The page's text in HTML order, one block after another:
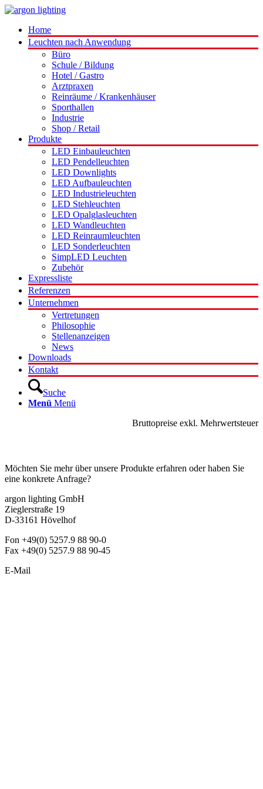
Home
Leuchten nach Anwendung
Büro
Schule / Bildung
Hotel / Gastro
Arztpraxen
Reinräume / Krankenhäuser
Sporthallen
Industrie
Shop / Retail
Produkte
LED Einbauleuchten
LED Pendelleuchten
LED Downlights
LED Aufbauleuchten
LED Industrieleuchten
LED Stehleuchten
LED Opalglasleuchten
LED Wandleuchten
LED Reinraumleuchten
LED Sonderleuchten
SimpLED Leuchten
Zubehör
Expressliste
Referenzen
Unternehmen
Vertretungen
Philosophie
Stellenanzeigen
News
Downloads
Kontakt
Suche
Menü Menü
Bruttopreise exkl. Mehrwertsteuer
Möchten Sie mehr über unsere Produkte erfahren oder haben Sie
eine konkrete Anfrage?
argon lighting GmbH
Zieglerstraße 19
D-33161 Hövelhof
Fon +49(0) 5257.9 88 90-0
Fax +49(0) 5257.9 88 90-45
E-Mail